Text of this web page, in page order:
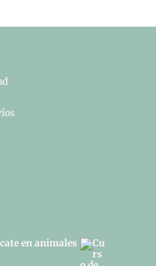
en animales